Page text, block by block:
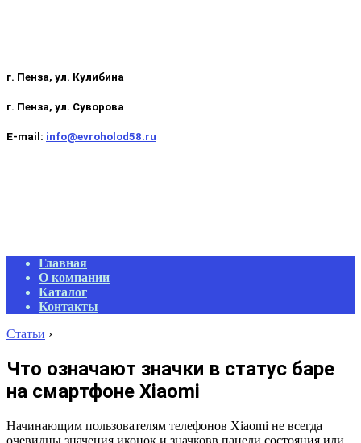
г. Пенза, ул. Кулибина
г. Пенза, ул. Суворова
E-mail: info@evroholod58.ru
Primary
Navigation
Menu
Главная
О компании
Каталог
Контакты
Статьи ›
Что означают значки в статус баре
на смартфоне Xiaomi
Начинающим пользователям телефонов Xiaomi не всегда